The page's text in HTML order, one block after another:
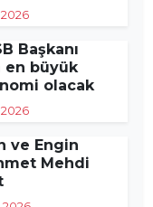
Başkanı
en büyük
olacak
ve Engin
Mehdi